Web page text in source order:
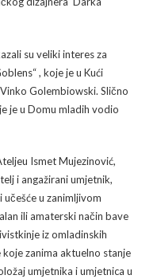
su veliki interes za
, koje je u Kući
Golembiowski. Slično
je u Domu mladih vodio
Ismet Mujezinović,
i angažirani umjetnik,
u zanimljivom
ili amaterski način bave
iz omladinskih
koje zanima aktuelno stanje
umjetnika i umjetnica u